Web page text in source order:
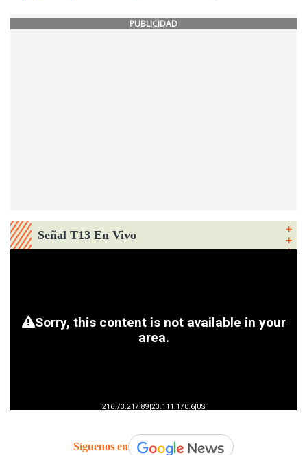
PUBLICIDAD
Señal T13 En Vivo
Síguenos en